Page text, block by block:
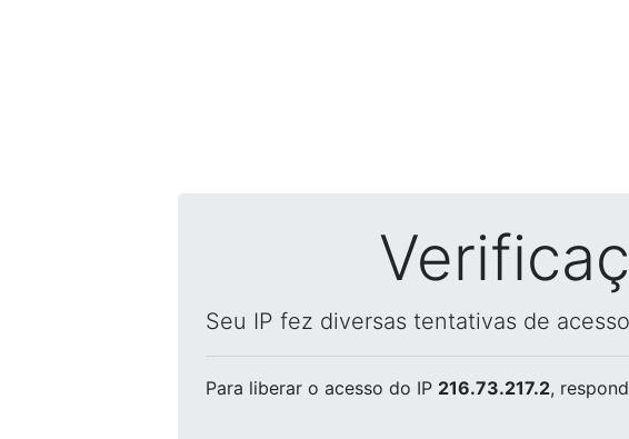
Seu IP fez diversas tentativas de
Para liberar o acesso do IP 216.73.217.2,